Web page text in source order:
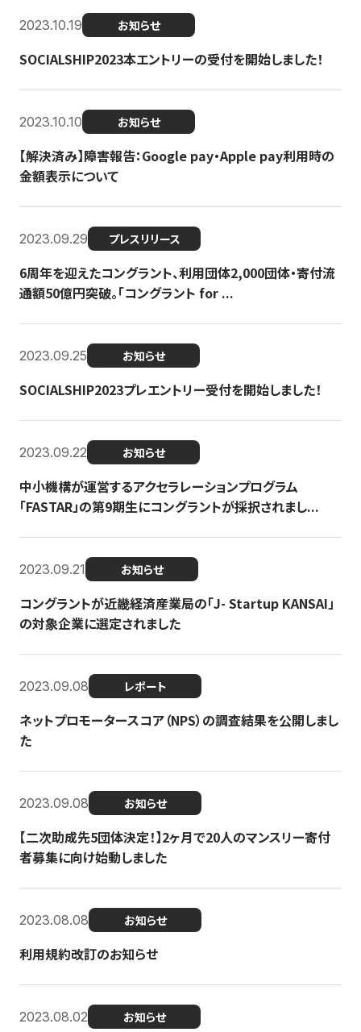
2023.10.19 お知らせ
SOCIALSHIP2023本エントリーの受付を開始しました！
2023.10.10 お知らせ
【解決済み】障害報告：Google pay・Apple pay利用時の
金額表示について
2023.09.29 プレスリリース
6周年を迎えたコングラント、利用団体2,000団体・寄付流
通額50億円突破。「コングラント for ...
2023.09.25 お知らせ
SOCIALSHIP2023プレエントリー受付を開始しました！
2023.09.22 お知らせ
中小機構が運営するアクセラレーションプログラム
「FASTAR」の第9期生にコングラントが採択されまし...
2023.09.21 お知らせ
コングラントが近畿経済産業局の「J- Startup KANSAI」
の対象企業に選定されました
2023.09.08 レポート
ネットプロモータースコア（NPS）の調査結果を公開しまし
た
2023.09.08 お知らせ
【二次助成先5団体決定！】2ヶ月で20人のマンスリー寄付
者募集に向け始動しました
2023.08.08 お知らせ
利用規約改訂のお知らせ
2023.08.02 お知らせ